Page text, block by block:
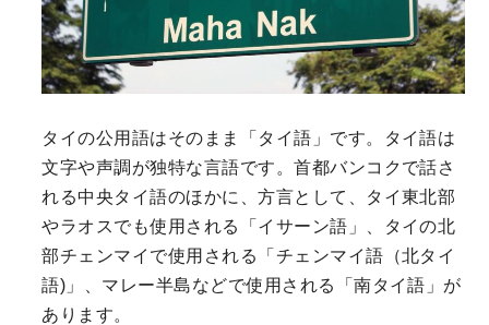
タイの公用語はそのまま「タイ語」です。タイ語は
文字や声調が独特な言語です。首都バンコクで話さ
れる中央タイ語のほかに、方言として、タイ東北部
やラオスでも使用される「イサーン語」、タイの北
部チェンマイで使用される「チェンマイ語（北タイ
語)」、マレー半島などで使用される「南タイ語」が
あります。